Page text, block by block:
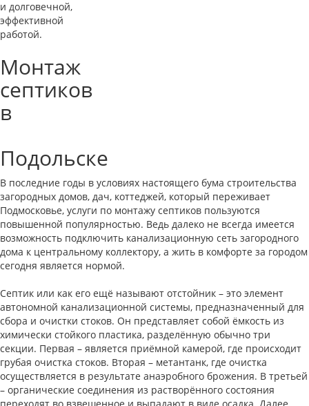
и долговечной,
эффективной
работой.
Монтаж
септиков
в
Подольске
В последние годы в условиях настоящего бума строительства
загородных домов, дач, коттеджей, который переживает
Подмосковье, услуги по монтажу септиков пользуются
повышенной популярностью. Ведь далеко не всегда имеется
возможность подключить канализационную сеть загородного
дома к центральному коллектору, а жить в комфорте за городом
сегодня является нормой.
Септик или как его ещё называют отстойник – это элемент
автономной канализационной системы, предназначенный для
сбора и очистки стоков. Он представляет собой ёмкость из
химически стойкого пластика, разделённую обычно три
секции. Первая – является приёмной камерой, где происходит
грубая очистка стоков. Вторая – метантанк, где очистка
осуществляется в результате анаэробного брожения. В третьей
– органические соединения из растворённого состояния